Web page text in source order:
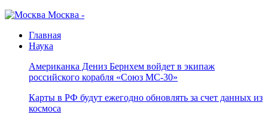
Москва -
Главная
Наука
Американка Дениз Бернхем войдет в экипаж
российского корабля «Союз МС-30»
Карты в РФ будут ежегодно обновлять за счет данных из
космоса